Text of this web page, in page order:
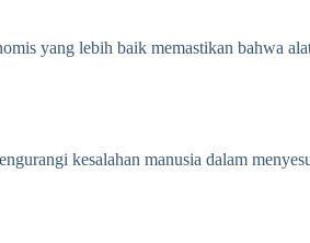
yang lebih baik memastikan bahwa
kesalahan manusia dalam